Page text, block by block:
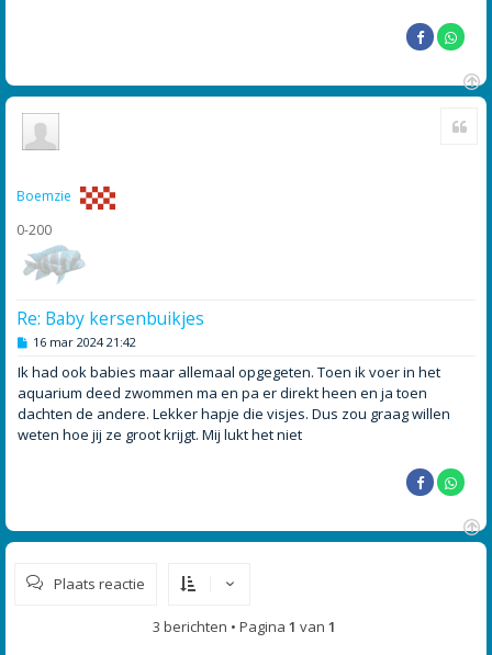
O
Boemzie
0-200
Re: Baby kersenbuikjes
B
r
c
h
16 mar 2024 21:42
Ik had ook babies maar allemaal opgegeten. Toen ik voer in het
aquarium deed zwommen ma en pa er direkt heen en ja toen
dachten de andere. Lekker hapje die visjes. Dus zou graag willen
weten hoe jij ze groot krijgt. Mij lukt het niet
O
Plaats reactie
3 berichten • Pagina 1 van 1